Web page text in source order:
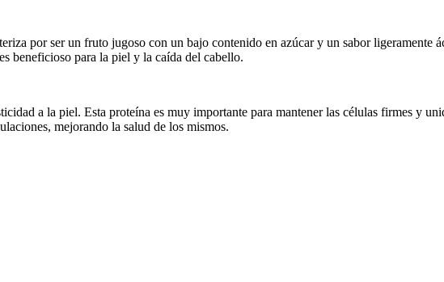
por ser un fruto jugoso con un bajo contenido en azúcar y un sabor ligeramente
beneficioso para la piel y la caída del cabello.
a la piel. Esta proteína es muy importante para mantener las células firmes y
mejorando la salud de los mismos.